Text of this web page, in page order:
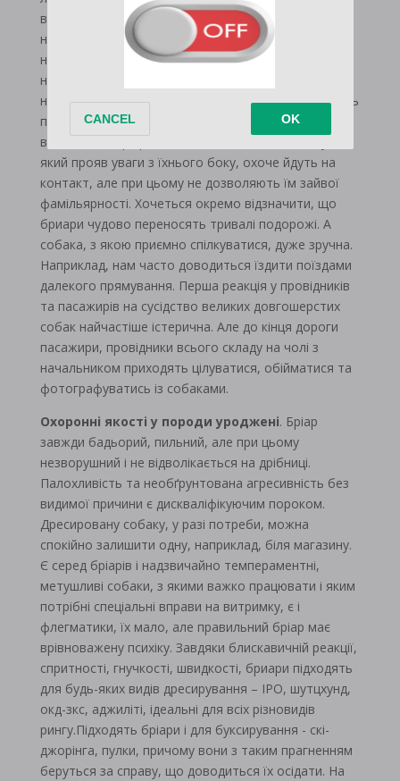
важко переживаючи самотність. Бріар отримує
насолоду від різноманітності – нові ігри, нові місця,
нові люди. На прогулянках він завжди має
найділовіший вигляд, просто "дихати повітрям" він
не може. Як і багато вівчарок, бриари не забувають
пасти свою компанію і турбуватися про тих, хто
від'єднався. Бріари люблять нових людей та будь-
який прояв уваги з їхнього боку, охоче йдуть на
контакт, але при цьому не дозволяють їм зайвої
фамільярності. Хочеться окремо відзначити, що
бриари чудово переносять тривалі подорожі. А
собака, з якою приємно спілкуватися, дуже зручна.
Наприклад, нам часто доводиться їздити поїздами
далекого прямування. Перша реакція у провідників
та пасажирів на сусідство великих довгошерстих
собак найчастіше істерична. Але до кінця дороги
пасажири, провідники всього складу на чолі з
начальником приходять цілуватися, обійматися та
фотографуватись із собаками.
Охоронні якості у породи уроджені. Бріар
завжди бадьорий, пильний, але при цьому
незворушний і не відволікається на дрібниці.
Палохливість та необґрунтована агресивність без
видимої причини є дискваліфікуючим пороком.
Дресировану собаку, у разі потреби, можна
спокійно залишити одну, наприклад, біля магазину.
Є серед бріарів і надзвичайно темпераментні,
метушливі собаки, з якими важко працювати і яким
потрібні спеціальні вправи на витримку, є і
флегматики, їх мало, але правильний бріар має
врівноважену психіку. Завдяки блискавичній реакції,
спритності, гнучкості, швидкості, бриари підходять
для будь-яких видів дресирування – IPO, шутцхунд,
окд-зкс, аджиліті, ідеальні для всіх різновидів
рингу.Підходять бріари і для буксирування - скі-
джорінга, пулки, причому вони з таким прагненням
беруться за справу, що доводиться їх осідати. На